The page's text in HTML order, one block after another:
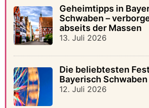
Geheimtipps in
Schwaben –
abseits der Massen
13. Juli 2026
Die beliebtesten
Bayerisch Schwaben
12. Juli 2026